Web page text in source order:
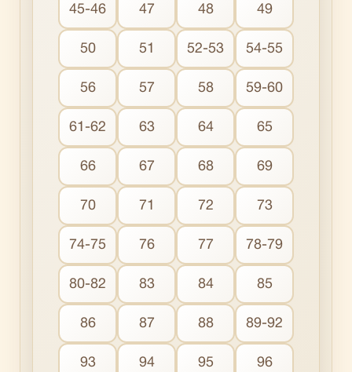
45-46 47 48 49
50 51 52-53 54-55
56 57 58 59-60
61-62 63 64 65
66 67 68 69
70 71 72 73
74-75 76 77 78-79
80-82 83 84 85
86 87 88 89-92
93 94 95 96